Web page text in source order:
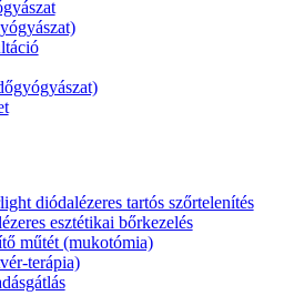
diódalézeres tartós szőrtelenítés
esztétikai bőrkezelés
műtét (mukotómia)
terápia)